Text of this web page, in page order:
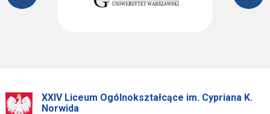
XXIV Liceum Ogólnokształcące im. Cypriana K.
Norwida